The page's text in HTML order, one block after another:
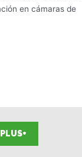
en cámaras de